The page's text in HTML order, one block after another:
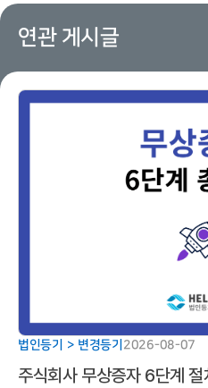
연관 게시글
법인등기 > 변경등기 2026-08-07
주식회사 무상증자 6단계